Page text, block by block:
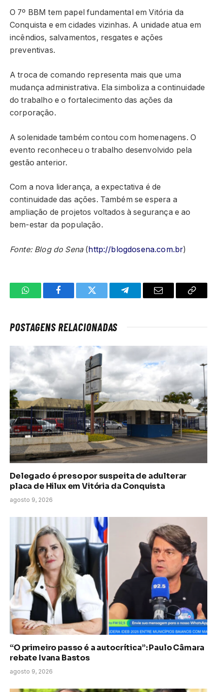
O 7º BBM tem papel fundamental em Vitória da
Conquista e em cidades vizinhas. A unidade atua em
incêndios, salvamentos, resgates e ações
preventivas.
A troca de comando representa mais que uma
mudança administrativa. Ela simboliza a continuidade
do trabalho e o fortalecimento das ações da
corporação.
A solenidade também contou com homenagens. O
evento reconheceu o trabalho desenvolvido pela
gestão anterior.
Com a nova liderança, a expectativa é de
continuidade das ações. Também se espera a
ampliação de projetos voltados à segurança e ao
bem-estar da população.
Fonte: Blog do Sena(http://blogdosena.com.br)
WhatsAppFacebookTwitter TelegramaE-
Copiar
POSTAGENS RELACIONADAS
Delegado é preso por suspeita de adulterar
placa de Hilux em Vitória da Conquista
agosto 9, 2026
“O primeiro passo é a autocrítica”: Paulo Câmara
rebate Ivana Bastos
agosto 9, 2026